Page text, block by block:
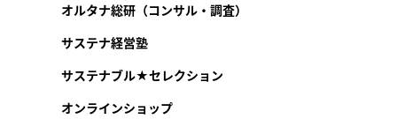
オルタナ総研（コンサル・調査）
サステナ経営塾
サステナブル★セレクション
オンラインショップ